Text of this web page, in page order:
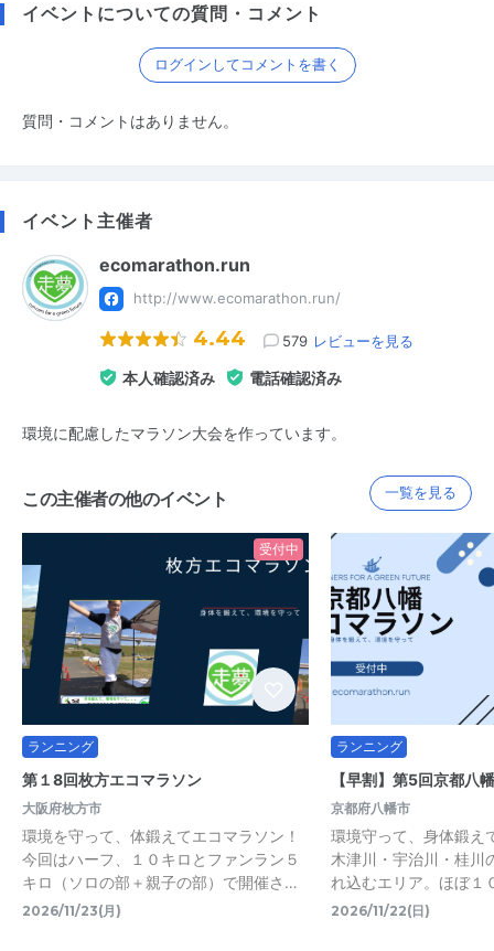
イベントについての質問・コメント
ログインしてコメントを書く
質問・コメントはありません。
イベント主催者
ecomarathon.run
http://www.ecomarathon.run/
4.44 579 レビューを見る
本人確認済み 電話確認済み
環境に配慮したマラソン大会を作っています。
この主催者の他のイベント 一覧を見る
受付中
ランニング
第１8回枚方エコマラソン
大阪府枚方市
環境を守って、体鍛えてエコマラソン！
今回はハーフ、１０キロとファンラン５
キロ（ソロの部＋親子の部）で開催さ…
2026/11/23(月)
ランニング
【早割】第5回京都八
京都府八幡市
環境守って、身体鍛え
木津川・宇治川・桂川
れ込むエリア。ほぼ１
2026/11/22(日)